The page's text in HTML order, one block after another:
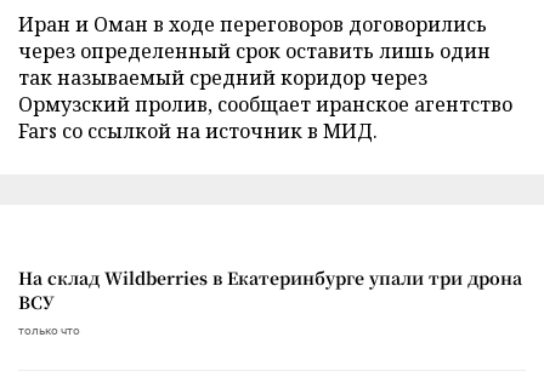
Иран и Оман в ходе переговоров договорились
через определенный срок оставить лишь один
так называемый средний коридор через
Ормузский пролив, сообщает иранское агентство
Fars со ссылкой на источник в МИД.
На склад Wildberries в Екатеринбурге упали три дрона
ВСУ
только что